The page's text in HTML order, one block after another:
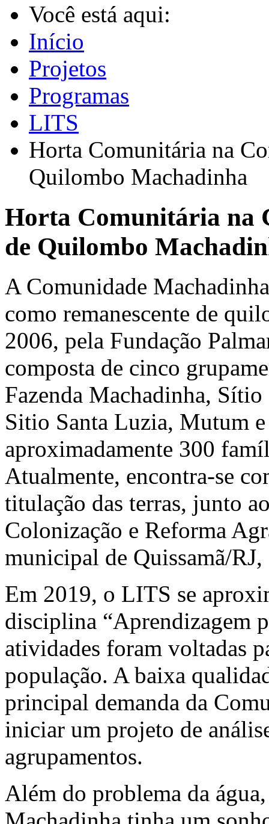
Você está aqui:
Início
Projetos
Programas
LITS
Horta Comunitária na
Quilombo Machadinha
Horta Comunitária na
de Quilombo
A Comunidade
como remanescente de
2006, pela Fundação
composta de cinco
Fazenda Machadinha,
Sitio Santa Luzia, Mutum
aproximadamente 300
Atualmente, encontra-se
titulação das terras, junto
Colonização e Reforma
municipal de Quissamã/
Em 2019, o LITS se
disciplina “Aprendizagem
atividades foram voltadas
população. A baixa
principal demanda da
iniciar um projeto de
agrupamentos.
Além do problema da